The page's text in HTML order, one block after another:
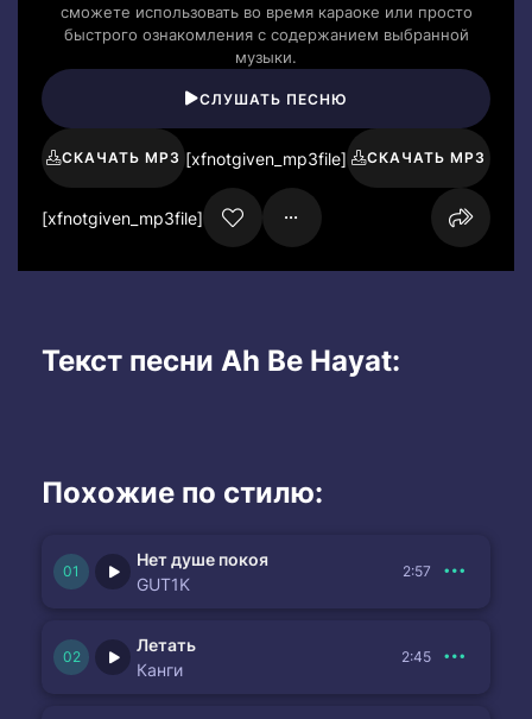
сможете использовать во время караоке или просто
быстрого ознакомления с содержанием выбранной
музыки.
СЛУШАТЬ ПЕСНЮ
СКАЧАТЬ MP3 [xfnotgiven_mp3file] СКАЧАТЬ MP3
[xfnotgiven_mp3file]
Текст песни Ah Be Hayat:
Похожие по стилю:
Нет душе покоя
GUT1K
2:57
Летать
Канги
2:45